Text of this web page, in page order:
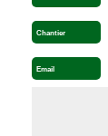
Chantier
Email